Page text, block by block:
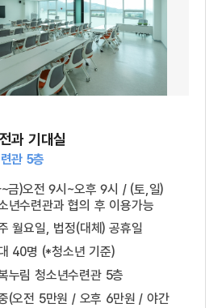
과 기대실
관 5층
금)오전 9시~오후 9시 / (토,일)
년수련관과 협의 후 이용가능
월요일, 법정(대체) 공휴일
40명 (*청소년 기준)
누림 청소년수련관 5층
(오전 5만원 / 오후 6만원 / 야간